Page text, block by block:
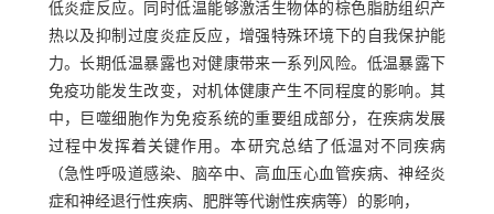
低炎症反应。同时低温能够激活生物体的棕色脂肪组织产
热以及抑制过度炎症反应，增强特殊环境下的自我保护能
力。长期低温暴露也对健康带来一系列风险。低温暴露下
免疫功能发生改变，对机体健康产生不同程度的影响。其
中，巨噬细胞作为免疫系统的重要组成部分，在疾病发展
过程中发挥着关键作用。本研究总结了低温对不同疾病
（急性呼吸道感染、脑卒中、高血压心血管疾病、神经炎
症和神经退行性疾病、肥胖等代谢性疾病等）的影响，